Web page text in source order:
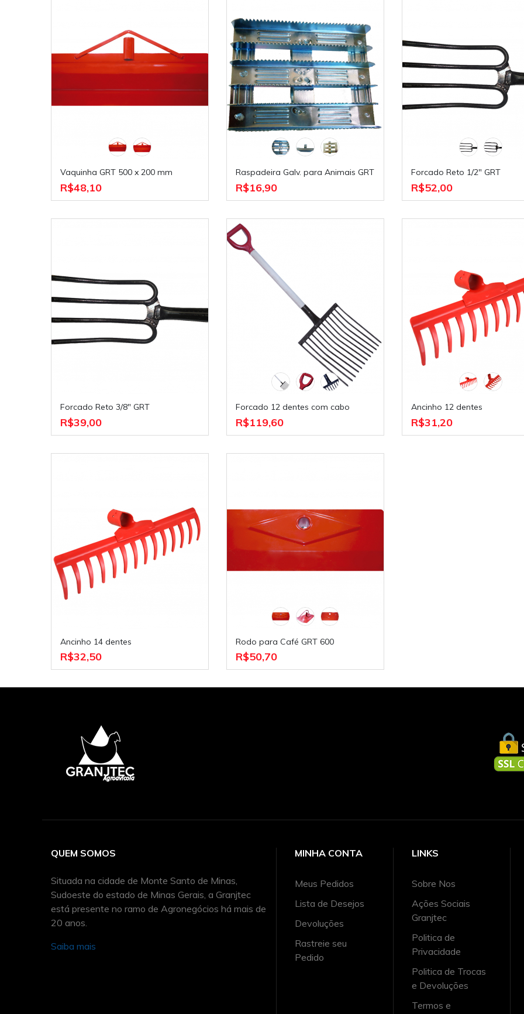
Vaquinha GRT 500 x 200 mm
R$48,10
Raspadeira Galv. para Animais GRT
R$16,90
Forcado Reto 1/2" GRT
R$52,00
Forcado Reto 3/8" GRT
R$39,00
Forcado 12 dentes com cabo
R$119,60
Ancinho 12 dentes
R$31,20
Ancinho 14 dentes
R$32,50
Rodo para Café GRT 600
R$50,70
QUEM SOMOS
Situada na cidade de Monte Santo de Minas,
Sudoeste do estado de Minas Gerais, a Granjtec
está presente no ramo de Agronegócios há mais de
20 anos.
Saiba mais
MINHA CONTA
Meus Pedidos
Lista de Desejos
Devoluções
Rastreie seu
Pedido
LINKS
Sobre Nos
Ações Sociais
Granjtec
Politica de
Privacidade
Politica de Trocas
e Devoluções
Termos e